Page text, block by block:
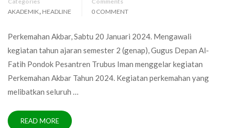
AKADEMIK, HEADLINE
0 COMMENT
Perkemahan Akbar, Sabtu 20 Januari 2024. Mengawali
kegiatan tahun ajaran semester 2 (genap), Gugus Depan Al-
Fatih Pondok Pesantren Trubus Iman menggelar kegiatan
Perkemahan Akbar Tahun 2024. Kegiatan perkemahan yang
melibatkan seluruh …
READ MORE